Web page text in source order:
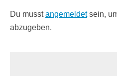
Du musstangemeldetsein,
abzugeben.